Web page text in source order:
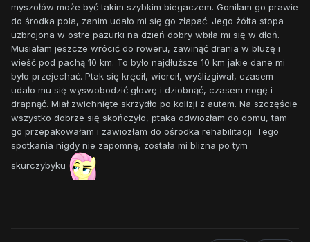
myszołów może być takim szybkim biegaczem. Goniłam go prawie
do środka pola, zanim udało mi się go złapać. Jego żółta stopa
uzbrojona w ostre pazurki na dzień dobry wbiła mi się w dłoń.
Musiałam jeszcze wrócić do roweru, zawinąć drania w bluzę i
wieść pod pachą 10 km. To było najdłuższe 10 km jakie dane mi
było przejechać. Ptak się kręcił, wiercił, wyślizgiwał, czasem
udało mu się wyswobodzić głowę i dziobnąć, czasem nogę i
drapnąć. Miał zwichnięte skrzydło po kolizji z autem. Na szczęście
wszystko dobrze się skończyło, ptaka odwiozłam do domu, tam
go przepakowałam i zawiozłam do ośrodka rehabilitacji. Tego
spotkania nigdy nie zapomnę, została mi blizna po tym
skurczybyku